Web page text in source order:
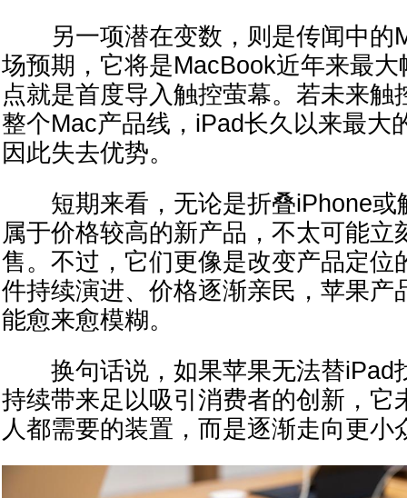
另一项潜在变数，则是传闻中的
场预期，它将是MacBook近年来最
点就是首度导入触控萤幕。若未来触
整个Mac产品线，iPad长久以来最大
因此失去优势。
短期来看，无论是折叠iPhone或
属于价格较高的新产品，不太可能立
售。不过，它们更像是改变产品定位
件持续演进、价格逐渐亲民，苹果产
能愈来愈模糊。
换句话说，如果苹果无法替iPad
持续带来足以吸引消费者的创新，它
人都需要的装置，而是逐渐走向更小